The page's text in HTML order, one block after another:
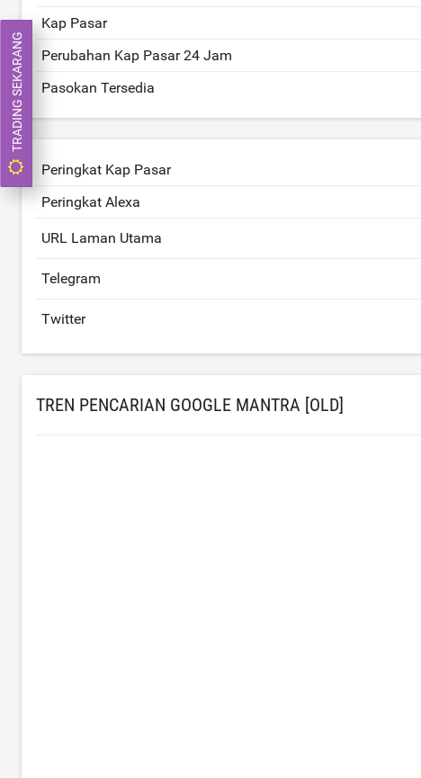
Kap Pasar
Perubahan Kap Pasar 24 Jam
Pasokan Tersedia
Peringkat Kap Pasar
Peringkat Alexa
URL Laman Utama
Telegram
Twitter
TREN PENCARIAN GOOGLE MANTRA [OLD]
TRADING SEKARANG